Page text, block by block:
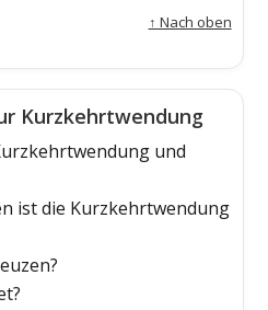
↑ Nach oben
Kurzkehrtwendung
und
ist die Kurzkehrtwendung